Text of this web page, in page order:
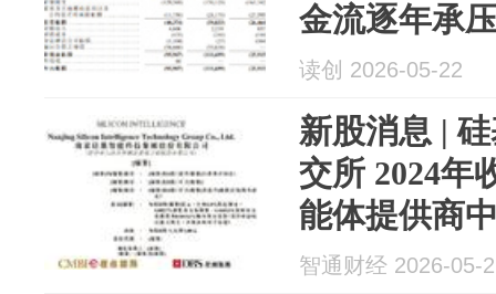
金流逐年承
读创 2026-05-22
新股消息 |
交所 2024年
能体提供商
智通财经 2026-05-